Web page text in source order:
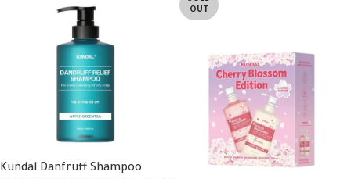
Kundal Danfruff Shampoo
OUT